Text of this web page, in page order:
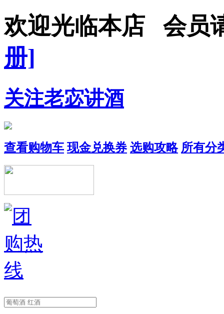
欢迎光临本店 会员
册]
关注老宓讲酒
查看购物车 现金兑换券 选购攻略 所有分